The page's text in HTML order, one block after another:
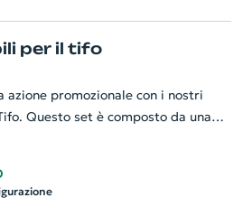
per il tifo
azione promozionale con i nostri
Questo set è composto da una
rappresentano un ottimo